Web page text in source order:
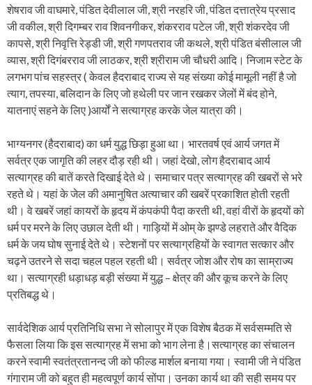
शेषराव जी वाघमारे, पंडित देवीलाल जी, श्री नरहरि जी, पंडित दत्तात्रेय प्रसाद
जी वकील, श्री दिगम्बर राव शिवनगीकर, शंकरराव पटेल जी, श्री शंकरदेव जी
कापसे, श्री निवृत्ति रेड्डी जी, श्री गणपतराव जी कथले, श्री पंडित बंसीलाल जी
व्यास, श्री दिगंबरराव जी लाठकर, श्री श्रीराम जी चौधरी आदि। निजाम स्टेट के
लगभग पांच सहस्त्र ( केवल हैदराबाद राज्य से यह संख्या कोई मामूली नहीं है जो
त्याग, तपस्या, बलिदान के लिए जो हथेली पर जान रखकर जेलों में बंद होने,
यातनाएं सहने के लिए )आर्यों ने सत्याग्रह करके जेल यात्रा की।
भाग्यनगर (हैदराबाद) का धर्म युद्ध छिड़ा हुआ था। भारतवर्ष एवं आर्य जगत में
सर्वत्र एक जागृति की लहर दौड़ रही थी। जहां देखो, लोग हैदराबाद आर्य
सत्याग्रह की बातें करते दिखाई देते थे। समाचार पत्र सत्याग्रह की खबरों से भरे
रहते थे। यहां के जेल की अमानुषित अत्याचार की खबरें प्रकाशित होती रहती
थी। वे खबरें जहां कायरों के हृदय में कंपकंपी पैदा करती थी, वहां वीरों के हृदयों को
धर्म पर मरने के लिए उछाल देती थी। गाड़ियों में ओम् के झण्डे लहराते और वैदिक
धर्म के जय घोष सुनाई देते थे। स्टेशनों पर सत्याग्रहियों के स्वागत सत्कार और
चढ़ने उतरने से सदा चहल पहल रहती थी। सर्वत्र जोश और रोष का साम्राज्य
था। सत्याग्रही धड़ाधड़ बड़ी संख्या में युद्ध – क्षेत्र की और कूच करने के लिए
प्रतिबद्ध थे।
सार्वदेशिक आर्य प्रतिनिधि सभा ने सोलापुर में एक विशेष बैठक में सर्वसम्मति से
फैसला लिया कि इस सत्याग्रह में सभा को भाग लेना है।सत्याग्रह का संचालन
करने स्वामी स्वतंत्रतानन्द जी को फील्ड मार्शल बनाया गया। स्वामी जी ने पंडित
गंगाराम जी को बहुत ही महत्वपूर्ण कार्य सोंपा। उनका कार्य था की सही समय पर